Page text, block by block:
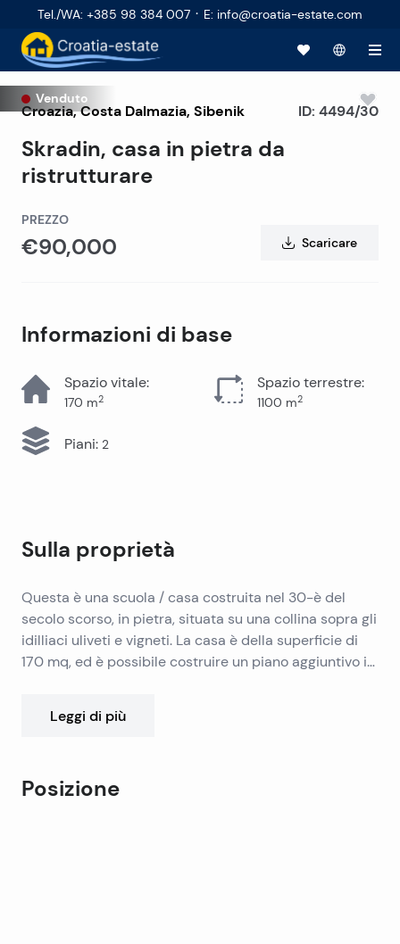
Tel./WA: +385 98 384 007 · E: info@croatia-estate.com
Venduto
Croazia,Costa Dalmazia, Sibenik
Skradin, casa in pietra da
ristrutturare
ID: 4494/30
PREZZO
€90,000 Scaricare
Informazioni di base
Spazio vitale:
170 m2
Spazio terrestre:
1100 m2
Piani: 2
Sulla proprietà
Questa è una scuola / casa costruita nel 30-è del
secolo scorso, in pietra, situata su una collina sopra gli
idilliaci uliveti e vigneti. La casa è della superficie di
170 mq, ed è possibile costruire un piano aggiuntivo in
mq e c’è la possibilità di acquistare i terreni adiacenti
dimensioni e un parcheggio dietro la casa. C’è la
Leggi di più
Posizione